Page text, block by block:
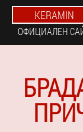
KERAMIN
ОФИЦИАЛЕН